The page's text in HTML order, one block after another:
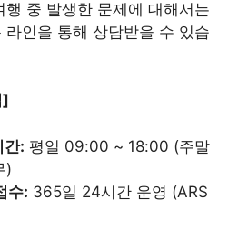
행 중 발생한 문제에 대해서는
라인을 통해 상담받을 수 있습
]
간: 평일 09:00 ~ 18:00 (주말
)
수: 365일 24시간 운영 (ARS